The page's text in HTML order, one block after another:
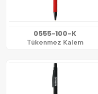
0555-100-K
Tükenmez Kalem